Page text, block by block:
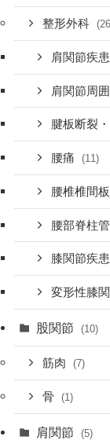
整形外科
肩関節疾患
肩関節周
腱板断裂
腰痛 (11)
腰椎椎間
腰部脊柱
膝関節疾患
変形性膝
股関節 (10)
筋肉 (7)
骨 (1)
肩関節 (5)